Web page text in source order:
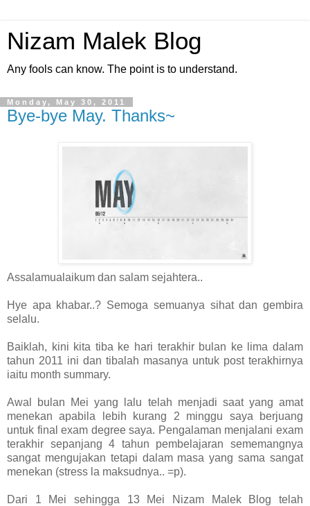
Nizam Malek Blog
Any fools can know. The point is to understand.
Monday, May 30, 2011
Bye-bye May. Thanks~
Assalamualaikum dan salam sejahtera..
Hye apa khabar..? Semoga semuanya sihat dan gembira
selalu.
Baiklah, kini kita tiba ke hari terakhir bulan ke lima dalam
tahun 2011 ini dan tibalah masanya untuk post terakhirnya
iaitu month summary.
Awal bulan Mei yang lalu telah menjadi saat yang amat
menekan apabila lebih kurang 2 minggu saya berjuang
untuk final exam degree saya. Pengalaman menjalani exam
terakhir sepanjang 4 tahun pembelajaran sememangnya
sangat mengujakan tetapi dalam masa yang sama sangat
menekan (stress la maksudnya.. =p).
Dari 1 Mei sehingga 13 Mei Nizam Malek Blog telah